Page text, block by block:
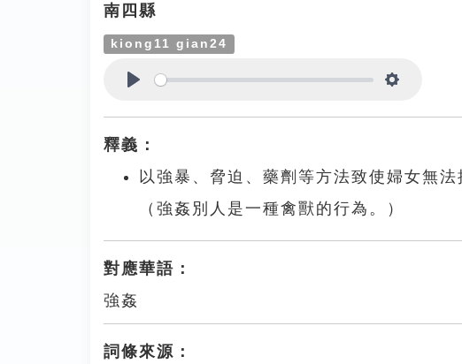
南四縣
kiong11 gian24
釋義：
以強暴、脅迫、藥劑等方法致使婦女無
（強姦別人是一種禽獸的行為。）
對應華語：
強姦
詞條來源：